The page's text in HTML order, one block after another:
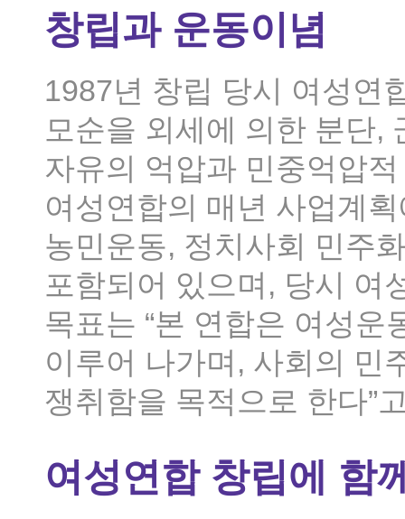
창립과 운동이념
1987년 창립 당시 여성연
모순을 외세에 의한 분단,
자유의 억압과 민중억압
여성연합의 매년 사업계
농민운동, 정치사회 민주
포함되어 있으며, 당시 여
목표는 “본 연합은 여성
이루어 나가며, 사회의 민
쟁취함을 목적으로 한다”
여성연합 창립에 함